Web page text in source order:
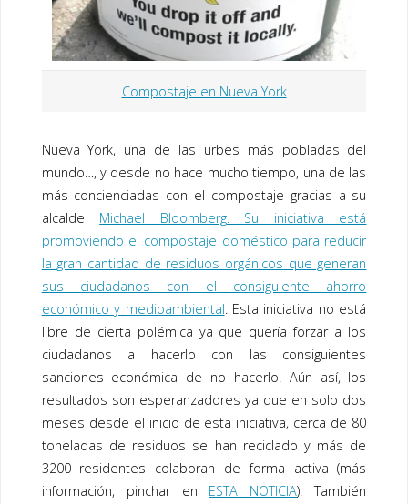
Compostaje en Nueva York
Nueva York, una de las urbes más pobladas del
mundo…, y desde no hace mucho tiempo, una de las
más concienciadas con el compostaje gracias a su
alcalde Michael Bloomberg. Su iniciativa está
promoviendo el compostaje doméstico para reducir
la gran cantidad de residuos orgánicos que generan
sus ciudadanos con el consiguiente ahorro
económico y medioambiental. Esta iniciativa no está
libre de cierta polémica ya que quería forzar a los
ciudadanos a hacerlo con las consiguientes
sanciones económica de no hacerlo. Aún así, los
resultados son esperanzadores ya que en solo dos
meses desde el inicio de esta iniciativa, cerca de 80
toneladas de residuos se han reciclado y más de
3200 residentes colaboran de forma activa (más
información, pinchar en ESTA NOTICIA). También